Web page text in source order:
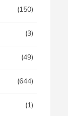
(150)
(3)
(49)
(644)
(1)